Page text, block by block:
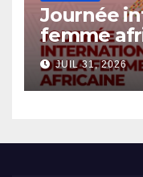
Journée
femme
JUIL 31, 2026